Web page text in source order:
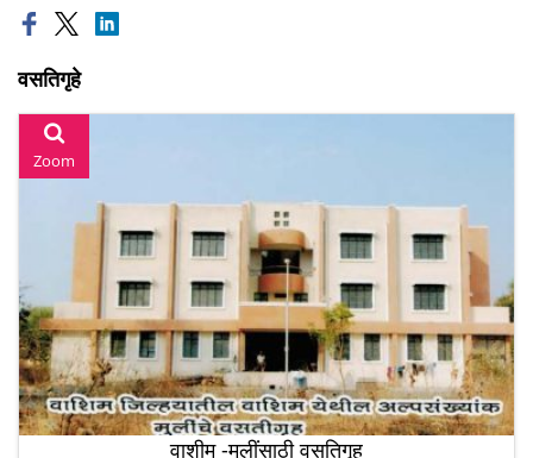
वसतिगृहे
Zoom
वाशीम -मुलींसाठी वसतिगृह